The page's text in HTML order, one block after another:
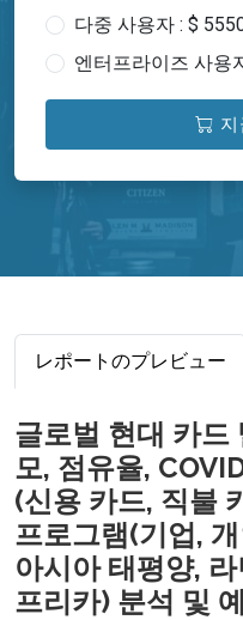
다중 사용자 : $
엔터프라이즈 사용
レポートのプレビュー
글로벌 현대 카드
모, 점유율,
(신용 카드, 직불
프로그램(기업,
아시아 태평양,
프리카) 분석 및